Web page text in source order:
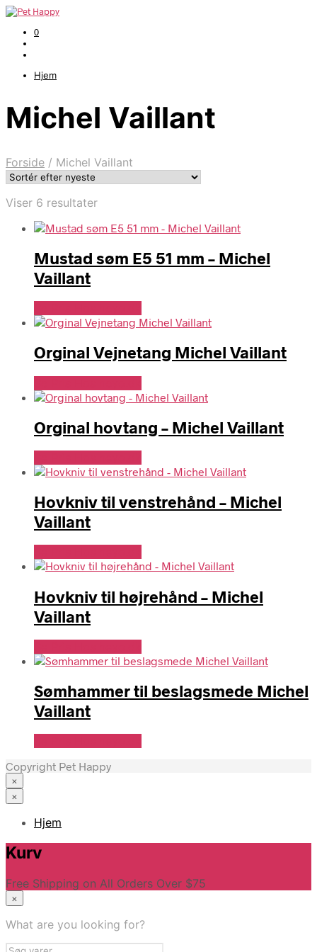
0
Hjem
Michel Vaillant
Forside / Michel Vaillant
Viser 6 resultaterSorteret
seneste
Mustad søm E5 51 mm – Michel
Vaillant
Orginal Vejnetang Michel Vaillant
Orginal hovtang – Michel Vaillant
Hovkniv til venstrehånd – Michel
Vaillant
Hovkniv til højrehånd – Michel
Vaillant
Sømhammer til beslagsmede Michel
Vaillant
Copyright Pet Happy
×
×
Hjem
Kurv
Free Shipping on All Orders Over $75
×
What are you looking for?